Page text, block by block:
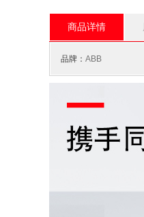
商品详情
品牌： ABB